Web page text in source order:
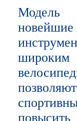
Модель
повысить